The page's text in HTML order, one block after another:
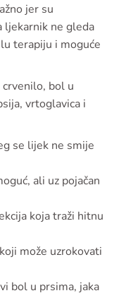
jer su
ljekarnik ne gleda
terapiju i moguće
bol u
vrtoglavica i
se lijek ne smije
ali uz pojačan
koja traži hitnu
može uzrokovati
bol u prsima, jaka